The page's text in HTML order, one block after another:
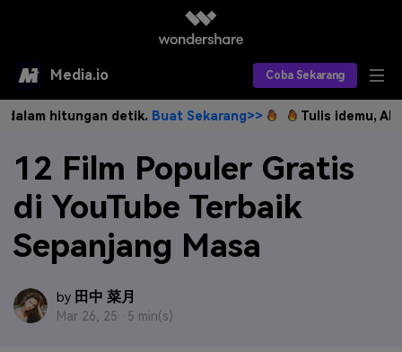
Media.io Coba Sekarang
Alat AI
AI Video
AI Gambar
AI Audio
Model AI yang Didukung
Produk AI
Asisten Video AI
Editor Video AI
Editor Gambar AI
Editor Audio AI
Efek AI
Efek Video
Efek Foto
Sumber Daya
Harga
hitungan detik.Buat Sekarang>> Tulis idemu, AI
12 Film Populer Gratis
di YouTube Terbaik
Sepanjang Masa
by 田中 菜月
Mar 26, 25 · 5 min(s)